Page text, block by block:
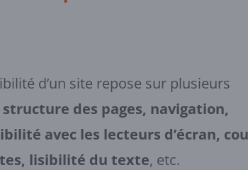
d’un site repose sur plusieurs
structure des pages, navigation,
avec les lecteurs d’écran,
lisibilité du texte, etc.